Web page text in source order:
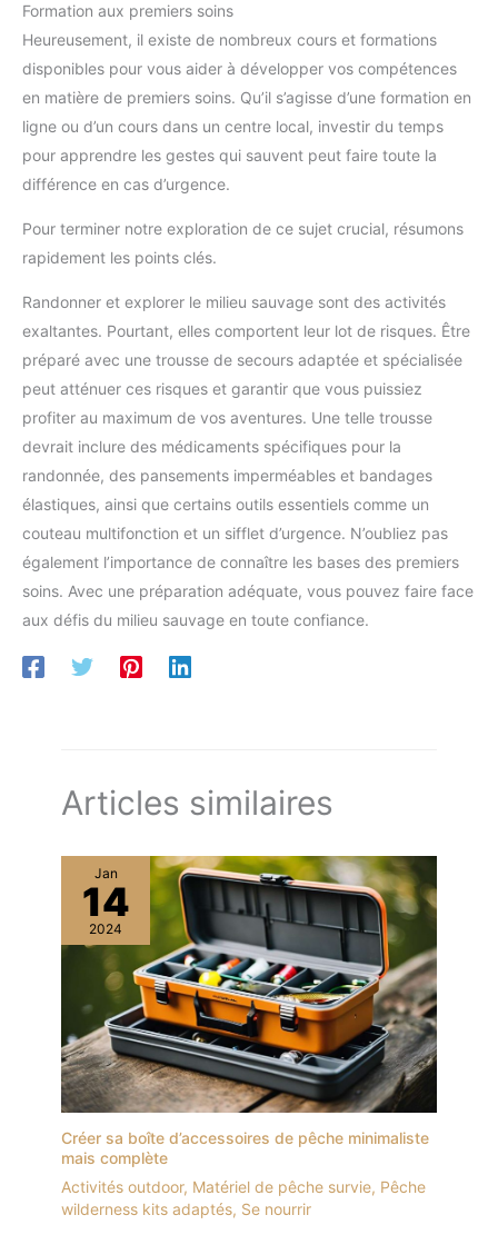
Formation aux premiers soins
Heureusement, il existe de nombreux cours et formations
disponibles pour vous aider à développer vos compétences
en matière de premiers soins. Qu’il s’agisse d’une formation en
ligne ou d’un cours dans un centre local, investir du temps
pour apprendre les gestes qui sauvent peut faire toute la
différence en cas d’urgence.
Pour terminer notre exploration de ce sujet crucial, résumons
rapidement les points clés.
Randonner et explorer le milieu sauvage sont des activités
exaltantes. Pourtant, elles comportent leur lot de risques. Être
préparé avec une trousse de secours adaptée et spécialisée
peut atténuer ces risques et garantir que vous puissiez
profiter au maximum de vos aventures. Une telle trousse
devrait inclure des médicaments spécifiques pour la
randonnée, des pansements imperméables et bandages
élastiques, ainsi que certains outils essentiels comme un
couteau multifonction et un sifflet d’urgence. N’oubliez pas
également l’importance de connaître les bases des premiers
soins. Avec une préparation adéquate, vous pouvez faire face
aux défis du milieu sauvage en toute confiance.
Articles similaires
Jan
14
2024
Créer sa boîte d’accessoires de pêche minimaliste
mais complète
Activités outdoor, Matériel de pêche survie, Pêche
wilderness kits adaptés, Se nourrir